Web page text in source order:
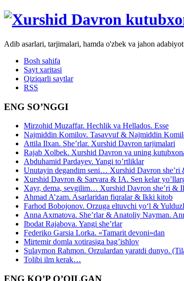
Adib asarlari, tarjimalari, hamda o'zbek va jahon
Bosh sahifa
Sayt xaritasi
Qiziqarli saytlar
RSS
ENG SO’NGGI
Mirzohid Muzaffar. Hechlik va Hellados. Esse
Najmiddin Komilov. Tasavvuf & Najmiddin
Attila Ilxan. She’rlar. Xurshid Davron tarjimalari
Rajab Xolbek. Xurshid Davron va uning
Abduhamid Pardayev. Yangi to’rtliklar
Unutayin degandim seni… Xurshid Davron she’ri
Xurshid Davron & Sarvara & IA. Sen kelar
Xayr, dema, sevgilim… Xurshid Davron she’ri &
Ahmad A’zam. Asarlaridan fiqralar & Ikki kitob
Farhod Bobojonov. Orzuga eltuvchi yo‘l &
Anna Axmatova. She’rlar & Anatoliy Nayman.
Ibodat Rajabova. Yangi she’rlar
Federiko Garsia Lorka. «Tamarit devoni»dan
Mirtemir domla xotirasiga bag’ishlov
Sulaymon Rahmon. Orzulardan yaratdi dunyo.
Tolibi ilm kerak…
ENG KO’P O’QILGAN